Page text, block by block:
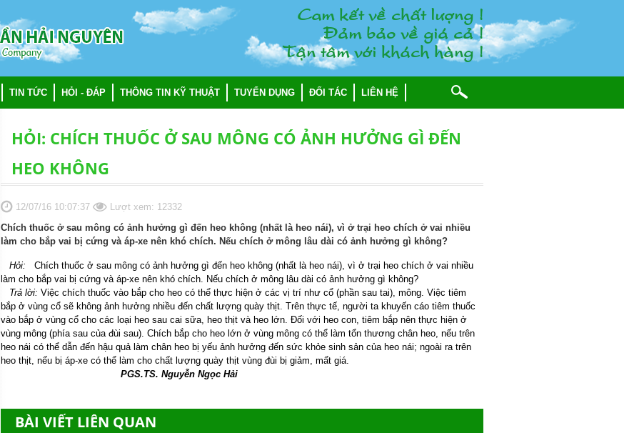
nội
Cam keát veà chaát löôïng !
Ñaûm baûo veà giaù caû !
Taän taâm vôùi khaùch haøng !
TIN TỨC HỎI - ĐÁP THÔNG TIN KỸ THUẬT TUYỂN DỤNG ĐỐI TÁC LIÊN HỆ
HỎI: CHÍCH THUỐC Ở SAU MÔNG CÓ ẢNH HƯỞNG GÌ ĐẾN
HEO KHÔNG
12/07/16 10:07:37
Lượt xem: 12332
Chích thuốc ở sau mông có ảnh hưởng gì đến heo không (nhất là heo nái), vì ở trại heo chích ở vai nhiều
làm cho bắp vai bị cứng và áp-xe nên khó chích. Nếu chích ở mông lâu dài có ảnh hưởng gì không?
Hỏi: Chích thuốc ở sau mông có ảnh hưởng gì đến heo không (nhất là heo nái), vì ở trại heo chích ở vai nhiều
làm cho bắp vai bị cứng và áp-xe nên khó chích. Nếu chích ở mông lâu dài có ảnh hưởng gì không?
Trả lời: Việc chích thuốc vào bắp cho heo có thể thực hiện ở các vị trí như cổ (phần sau tai), mông. Việc tiêm
bắp ở vùng cổ sẽ không ảnh hưởng nhiều đến chất lượng quày thịt. Trên thực tế, người ta khuyến cáo tiêm thuốc
vào bắp ở vùng cổ cho các loại heo sau cai sữa, heo thịt và heo lớn. Đối với heo con, tiêm bắp nên thực hiện ở
vùng mông (phía sau của đùi sau). Chích bắp cho heo lớn ở vùng mông có thể làm tổn thương chân heo, nếu trên
heo nái có thể dẫn đến hậu quả làm chân heo bị yếu ảnh hưởng đến sức khỏe sinh sản của heo nái; ngoài ra trên
heo thịt, nếu bị áp-xe có thể làm cho chất lượng quày thịt vùng đùi bị giảm, mất giá.
PGS.TS. Nguyễn Ngọc Hải
BÀI VIẾT LIÊN QUAN